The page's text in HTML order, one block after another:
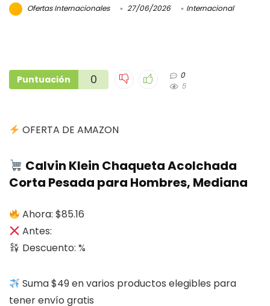
Ofertas Internacionales 27/06/2026 Internacional
Puntuación 0
0
5
OFERTA DE AMAZON
Calvin Klein Chaqueta Acolchada
Corta Pesada para Hombres, Mediana
Ahora: $85.16
Antes:
Descuento: %
Suma $49 en varios productos elegibles para
tener envío gratis